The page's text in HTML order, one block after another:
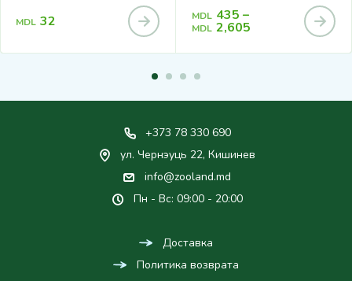
MDL 32 MDL 435 –
MDL 2,605
+373 78 330 690
ул. Чернэуць 22, Кишинев
info@zooland.md
Пн - Вс: 09:00 - 20:00
Доставка
Политика возврата